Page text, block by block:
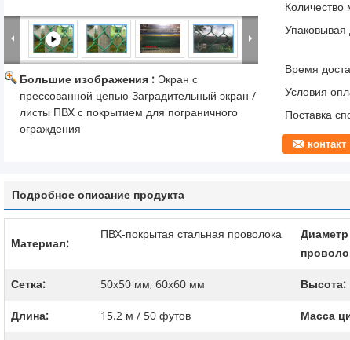
Большие изображения : Экран с
прессованной цепью Заградительный экран /
листы ПВХ с покрытием для пограничного
ограждения
Количество
Упаковывая
Время
Условия
Поставка
контакт
Подробное описание продукта
Материал:
ПВХ-покрытая стальная проволока
Диаметр
Сетка: 50х50 мм, 60х60 мм Высота:
Длина: 15.2 м / 50 футов Масса